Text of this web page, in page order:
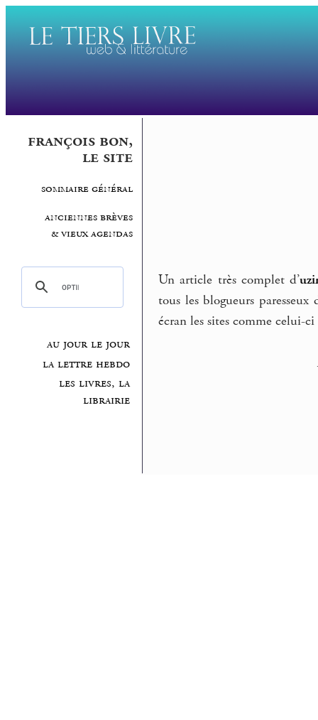
françois bon,
le site
sommaire général
anciennes brèves
& vieux agendas
au jour le jour
la lettre hebdo
les livres, la
librairie
Un article très complet d’
tous les blogueurs
écran les sites comme celui-